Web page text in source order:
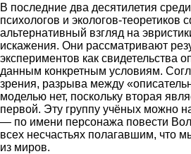
В последние два десятилетия
психологов и экологов-теоретиков
альтернативный взгляд на
искажения. Они рассматривают
экспериментов как свидетельства
данным конкретным условиям.
зрения, разрыва между
моделью нет, поскольку вторая
первой. Эту группу учёных можно
— по имени персонажа повести
всех несчастьях полагавшим, что
из миров.